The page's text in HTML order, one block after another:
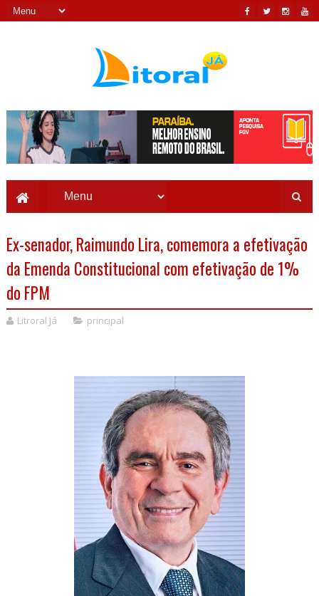
Ex-senador, Raimundo Lira, comemora a efetivação
da Emenda Constitucional com efetivação de 1%
do FPM
Litroral Já principal